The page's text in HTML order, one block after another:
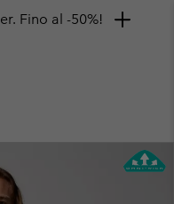
Fino al -50%!